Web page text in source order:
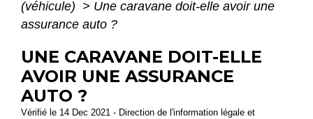
(véhicule) > Une caravane doit-elle avoir une
assurance auto ?
UNE CARAVANE DOIT-ELLE
AVOIR UNE ASSURANCE
AUTO ?
Vérifié le 14 Dec 2021 - Direction de l'information légale et